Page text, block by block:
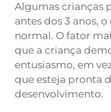
Algumas crianças
antes dos 3 anos,
normal. O fator
que a criança
entusiasmo, em
que esteja pronta
desenvolvimento.